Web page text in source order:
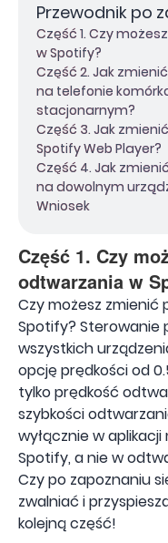
Przewodnik po
Część 1. Czy
w Spotify?
Część 2. Jak
na telefonie
stacjonarnym?
Część 3. Jak
Spotify Web Player?
Część 4. Jak
na dowolnym
Wniosek
Część 1. Czy
odtwarzania w
Czy możesz
Spotify? Sterowanie
wszystkich
opcję prędkości od
tylko prędkość
szybkości
wyłącznie w
Spotify, a nie w
Czy po zapoznaniu
zwalniać i
kolejną część!